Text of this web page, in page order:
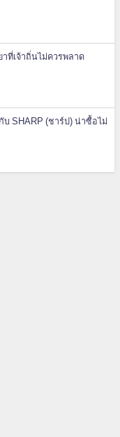
ที่เจ้าถิ่นไม่ควรพลาด
บ SHARP (ชาร์ป) น่าซื้อไม่